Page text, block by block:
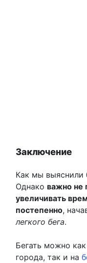
Заключение
Как мы выяснили
Однако важно не
увеличивать
постепенно,
легкого бега.
Бегать можно
города, так и на